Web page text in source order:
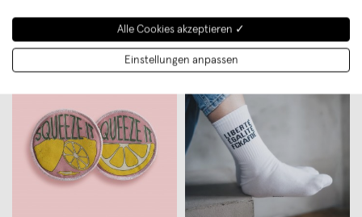
das Elternwerden. Von beherzt.Alle Cookies akzeptieren ✓
Einstellungen anpassen